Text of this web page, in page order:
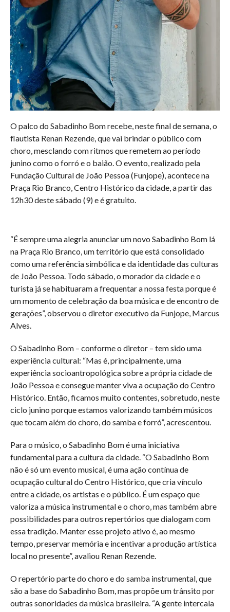
O palco do Sabadinho Bom recebe, neste final de semana, o
flautista Renan Rezende, que vai brindar o público com
choro, mesclando com ritmos que remetem ao período
junino como o forró e o baião. O evento, realizado pela
Fundação Cultural de João Pessoa (Funjope), acontece na
Praça Rio Branco, Centro Histórico da cidade, a partir das
12h30 deste sábado (9) e é gratuito.
“É sempre uma alegria anunciar um novo Sabadinho Bom lá
na Praça Rio Branco, um território que está consolidado
como uma referência simbólica e da identidade das culturas
de João Pessoa. Todo sábado, o morador da cidade e o
turista já se habituaram a frequentar a nossa festa porque é
um momento de celebração da boa música e de encontro de
gerações”, observou o diretor executivo da Funjope, Marcus
Alves.
O Sabadinho Bom – conforme o diretor – tem sido uma
experiência cultural: “Mas é, principalmente, uma
experiência socioantropológica sobre a própria cidade de
João Pessoa e consegue manter viva a ocupação do Centro
Histórico. Então, ficamos muito contentes, sobretudo, neste
ciclo junino porque estamos valorizando também músicos
que tocam além do choro, do samba e forró”, acrescentou.
Para o músico, o Sabadinho Bom é uma iniciativa
fundamental para a cultura da cidade. “O Sabadinho Bom
não é só um evento musical, é uma ação contínua de
ocupação cultural do Centro Histórico, que cria vínculo
entre a cidade, os artistas e o público. É um espaço que
valoriza a música instrumental e o choro, mas também abre
possibilidades para outros repertórios que dialogam com
essa tradição. Manter esse projeto ativo é, ao mesmo
tempo, preservar memória e incentivar a produção artística
local no presente”, avaliou Renan Rezende.
O repertório parte do choro e do samba instrumental, que
são a base do Sabadinho Bom, mas propõe um trânsito por
outras sonoridades da música brasileira. “A gente intercala